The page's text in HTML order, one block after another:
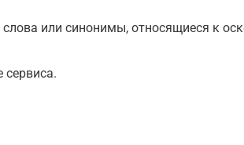
или синонимы, относящиеся к